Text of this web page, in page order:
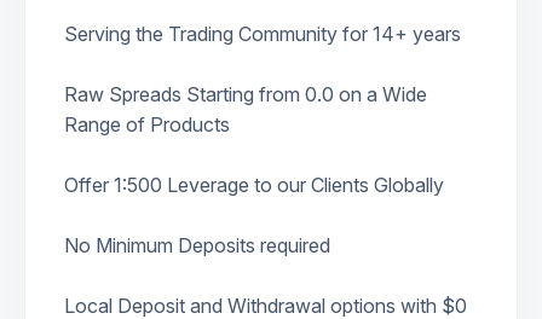
Serving the Trading Community for 14+ years
Raw Spreads Starting from 0.0 on a Wide
Range of Products
Offer 1:500 Leverage to our Clients Globally
No Minimum Deposits required
Local Deposit and Withdrawal options with $0